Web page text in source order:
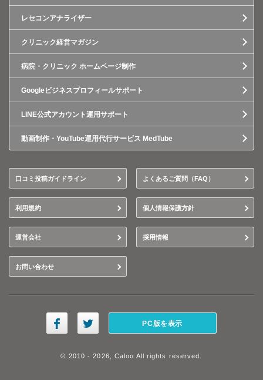
レセコンアナライザー
クリニック経営マガジン
病院・クリニック ホームページ制作
Googleビジネスプロフィールサポート
LINE公式アカウント運用サポート
動画制作・YouTube運用代行サービス MedTube
口コミ投稿ガイドライン よくあるご質問（FAQ）
利用規約 個人情報保護方針
運営会社 採用情報
お問い合わせ
PC版を表示
© 2010 - 2026, Caloo All rights reserved.